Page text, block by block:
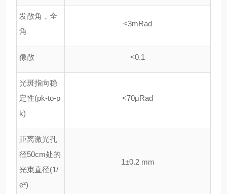
发散角，全
角
<3mRad
像散 <0.1
光斑指向稳
定性(pk-to-p
k)
<70μRad
距离激光孔
径50cm处的
光束直径(1/
e²)
1±0.2 mm